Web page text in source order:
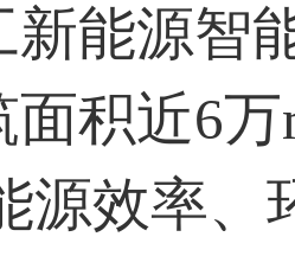
源智能
积近6
源效率、